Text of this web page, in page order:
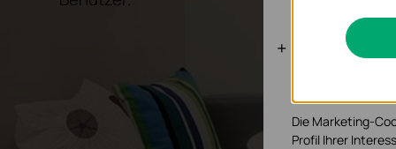
Analyse-
Funktionsweise
Die Marketing-
Profil Ihrer